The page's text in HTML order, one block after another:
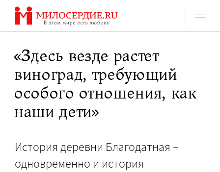
Перейти
содержанию
«Здесь везде растет
виноград, требующий
особого отношения, как
наши дети»
История деревни Благодатная –
одновременно и история